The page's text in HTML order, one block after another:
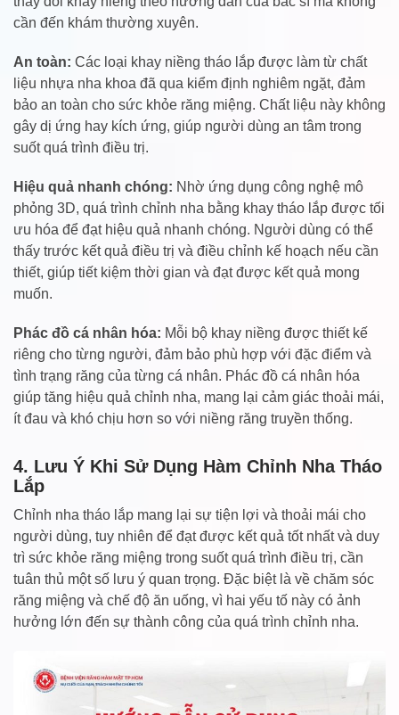
cần đến khám thường xuyên.
An toàn: Các loại khay niềng tháo lắp được làm từ chất
liệu nhựa nha khoa đã qua kiểm định nghiêm ngặt, đảm
bảo an toàn cho sức khỏe răng miệng. Chất liệu này không
gây dị ứng hay kích ứng, giúp người dùng an tâm trong
suốt quá trình điều trị.
Hiệu quả nhanh chóng: Nhờ ứng dụng công nghệ mô
phỏng 3D, quá trình chỉnh nha bằng khay tháo lắp được tối
ưu hóa để đạt hiệu quả nhanh chóng. Người dùng có thể
thấy trước kết quả điều trị và điều chỉnh kế hoạch nếu cần
thiết, giúp tiết kiệm thời gian và đạt được kết quả mong
muốn.
Phác đồ cá nhân hóa: Mỗi bộ khay niềng được thiết kế
riêng cho từng người, đảm bảo phù hợp với đặc điểm và
tình trạng răng của từng cá nhân. Phác đồ cá nhân hóa
giúp tăng hiệu quả chỉnh nha, mang lại cảm giác thoải mái,
ít đau và khó chịu hơn so với niềng răng truyền thống.
4. Lưu Ý Khi Sử Dụng Hàm Chỉnh Nha Tháo
Lắp
Chỉnh nha tháo lắp mang lại sự tiện lợi và thoải mái cho
người dùng, tuy nhiên để đạt được kết quả tốt nhất và duy
trì sức khỏe răng miệng trong suốt quá trình điều trị, cần
tuân thủ một số lưu ý quan trọng. Đặc biệt là về chăm sóc
răng miệng và chế độ ăn uống, vì hai yếu tố này có ảnh
hưởng lớn đến sự thành công của quá trình chỉnh nha.